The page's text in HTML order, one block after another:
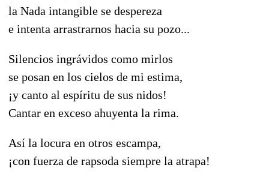
la Nada intangible se despereza
e intenta arrastrarnos hacia su pozo...
Silencios ingrávidos como mirlos
se posan en los cielos de mi estima,
¡y canto al espíritu de sus nidos!
Cantar en exceso ahuyenta la rima.
Así la locura en otros escampa,
¡con fuerza de rapsoda siempre la atrapa!